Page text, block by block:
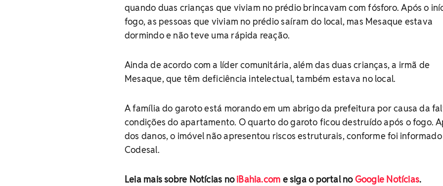
quando duas crianças que viviam no prédio brincavam com fósforo. Após o
fogo, as pessoas que viviam no prédio saíram do local, mas Mesaque estava
dormindo e não teve uma rápida reação.
Ainda de acordo com a líder comunitária, além das duas crianças, a irmã de
Mesaque, que têm deficiência intelectual, também estava no local.
A família do garoto está morando em um abrigo da prefeitura por causa da
condições do apartamento. O quarto do garoto ficou destruído após o fogo.
dos danos, o imóvel não apresentou riscos estruturais, conforme foi
Codesal.
Leia mais sobre Notícias noiBahia.com e siga o portal noGoogle Notícias.